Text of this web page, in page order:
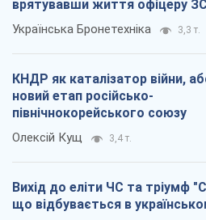
врятувавши життя офіцеру
Українська Бронетехніка 3,3 т.
КНДР як каталізатор війни,
новий етап російсько-
північнокорейського союзу
Олексій Кущ 3,4 т.
Вихід до еліти ЧС та тріумф
що відбувається в